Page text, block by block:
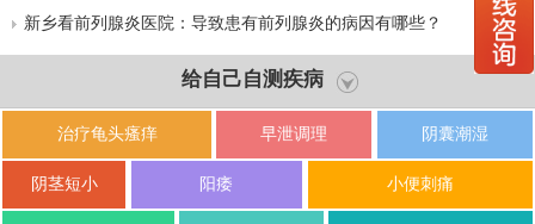
新乡看前列腺炎医院：导致患有前列腺炎的病因有哪些？
给自己自测疾病
治疗龟头瘙痒 早泄调理 阴囊潮湿
阴茎短小 阳痿 小便刺痛